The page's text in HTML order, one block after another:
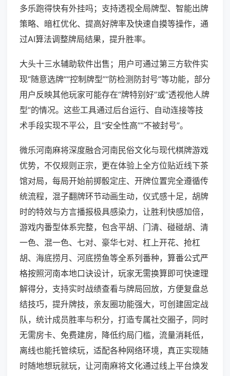
多乐跑得快有外挂吗；支持透视全局牌型、智能出牌
策略、暗杠优化、提高好牌率及快速自摸等操作，通
过AI算法调整牌局结果，提升胜率。
大头十三水辅助软件出售；用户可通过第三方软件实
现“随意选牌”“控制牌型”“防检测防封号”等功能，部分
用户反映其他玩家可能存在“牌特别好”或“透视他人牌
型”的情况。这些工具通过后台运行、自动连接等技
术手段实现不平公，且“安全性高”“不被封号”。
微乐河南麻将深度融合河南民俗文化与现代棋牌游戏
优势，不仅规则正宗，更在体验上全方位贴近线下茶
馆对局，每局开始前掷骰定庄、开牌位置完全遵循传
统流程，混子翻牌环节动画生动，仪式感十足，胡牌
时的特效与方言播报极具感染力，让胜利快感加倍，
游戏内番型体系完整，包含平胡、门清、碰碰胡、清
一色、混一色、七对、豪华七对、杠上开花、抢杠
胡、海底捞月、河底捞鱼等全系列番种，算番公式严
格按照河南本地口诀设计，玩家无需换算即可快速理
解得分，支持实时战绩查看与牌局回放，方便复盘总
结技巧，提升牌技，亲友圈功能强大，可创建固定战
队，统计成员胜率与积分，打造专属社交圈子，同时
无需房卡、免费建房，降低约局门槛，流量消耗低，
离线也能托管续玩，适配各种网络环境，真正实现随
时随地想玩就玩，让河南麻将文化通过线上平台焕发